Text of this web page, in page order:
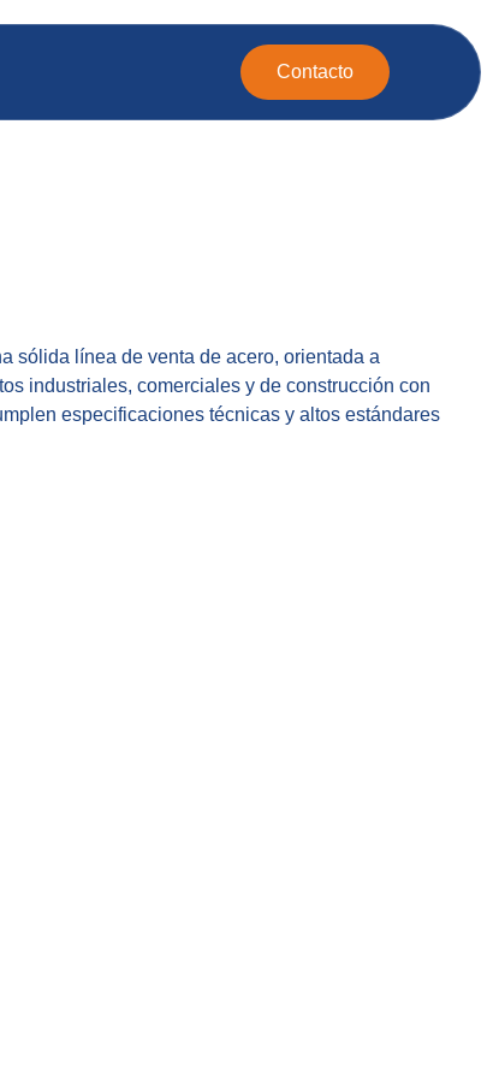
Contacto
sólida línea de venta de acero, orientada a
industriales, comerciales y de construcción con
especificaciones técnicas y altos estándares